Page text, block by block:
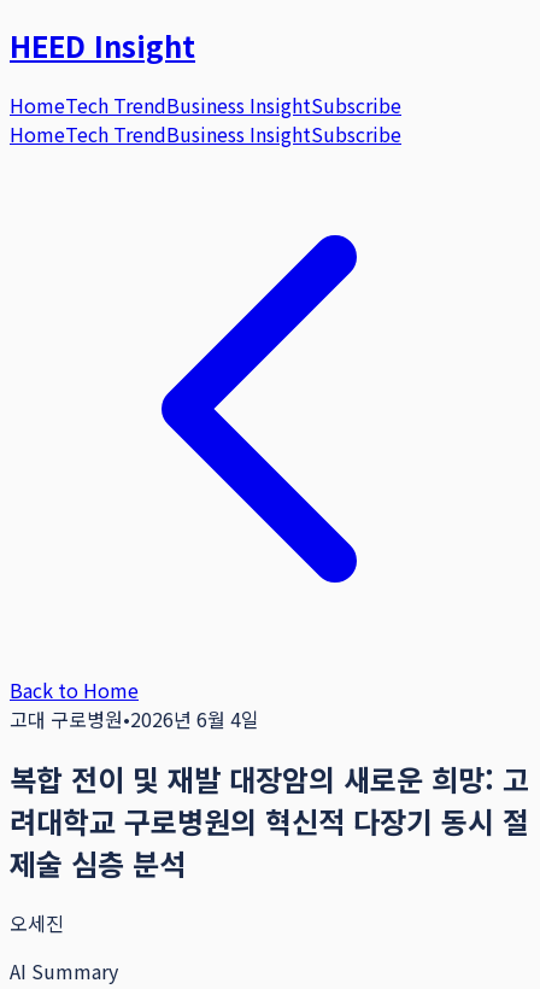
HEED Insight
HomeTech TrendBusiness InsightSubscribe
HomeTech TrendBusiness InsightSubscribe
Back to Home
고대 구로병원•2026년 6월 4일
복합 전이 및 재발 대장암의 새로운 희망: 고
려대학교 구로병원의 혁신적 다장기 동시 절
제술 심층 분석
오세진
AI Summary